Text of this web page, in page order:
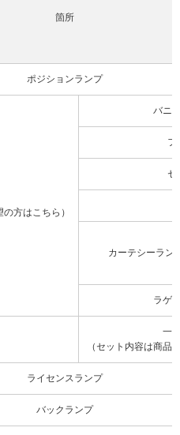
箇所
ポジションランプ
方はこちら）
バニ
フ
セ
カーテシーラン
ラゲ
一
（セット内容は商品
ライセンスランプ
バックランプ